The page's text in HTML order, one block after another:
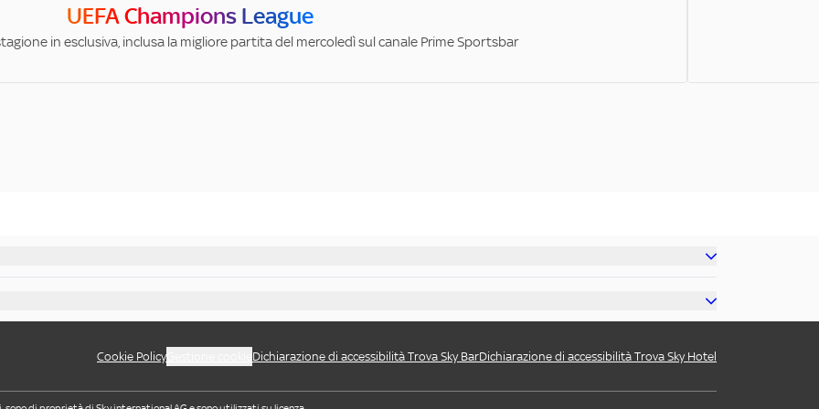
UEFA Champions League
in esclusiva, inclusa la migliore partita del mercoledì sul canale Prime Sportsbar
Cookie Policy Dichiarazione di accessibilità Trova Sky BarDichiarazione di accessibilità Trova Sky Hotel